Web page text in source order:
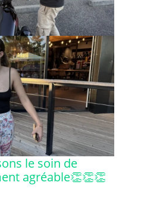
le soin de
agréable👏👏👏